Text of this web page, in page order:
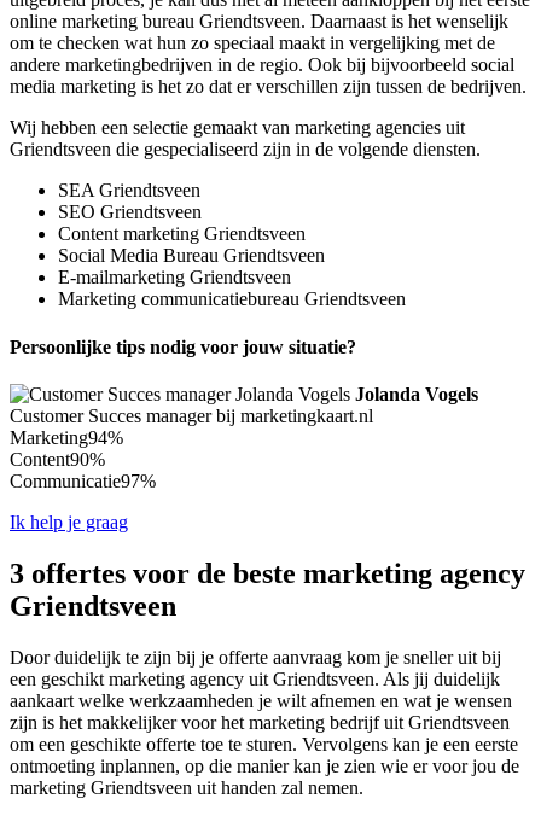
online marketing bureau Griendtsveen. Daarnaast is het wenselijk
om te checken wat hun zo speciaal maakt in vergelijking met de
andere marketingbedrijven in de regio. Ook bij bijvoorbeeld social
media marketing is het zo dat er verschillen zijn tussen de bedrijven.
Wij hebben een selectie gemaakt van marketing agencies uit
Griendtsveen die gespecialiseerd zijn in de volgende diensten.
SEA Griendtsveen
SEO Griendtsveen
Content marketing Griendtsveen
Social Media Bureau Griendtsveen
E-mailmarketing Griendtsveen
Marketing communicatiebureau Griendtsveen
Persoonlijke tips nodig voor jouw situatie?
Jolanda Vogels
Customer Succes manager bij marketingkaart.nl
Marketing94%
Content90%
Communicatie97%
Ik help je graag
3 offertes voor de beste marketing agency
Griendtsveen
Door duidelijk te zijn bij je offerte aanvraag kom je sneller uit bij
een geschikt marketing agency uit Griendtsveen. Als jij duidelijk
aankaart welke werkzaamheden je wilt afnemen en wat je wensen
zijn is het makkelijker voor het marketing bedrijf uit Griendtsveen
om een geschikte offerte toe te sturen. Vervolgens kan je een eerste
ontmoeting inplannen, op die manier kan je zien wie er voor jou de
marketing Griendtsveen uit handen zal nemen.